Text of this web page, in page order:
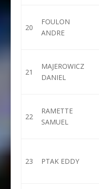
20
FOULON
ANDRE
21
MAJEROWICZ
DANIEL
22
RAMETTE
SAMUEL
23 PTAK EDDY